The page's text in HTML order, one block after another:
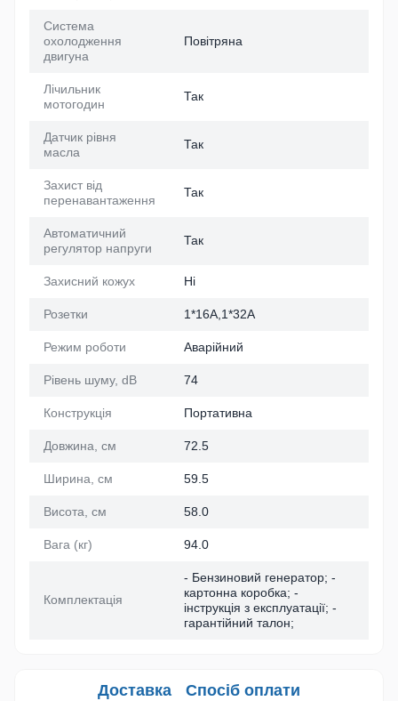
Система
охолодження
двигуна
Повітряна
Лічильник
мотогодин
Так
Датчик рівня
масла
Так
Захист від
перенавантаження
Так
Автоматичний
регулятор напруги
Так
Захисний кожух Ні
Розетки 1*16A,1*32A
Режим роботи Аварійний
Рівень шуму, dB 74
Конструкція Портативна
Довжина, см 72.5
Ширина, см 59.5
Висота, см 58.0
Вага (кг) 94.0
Комплектація
- Бензиновий генератор; -
картонна коробка; -
інструкція з експлуатації; -
гарантійний талон;
Доставка Спосіб оплати